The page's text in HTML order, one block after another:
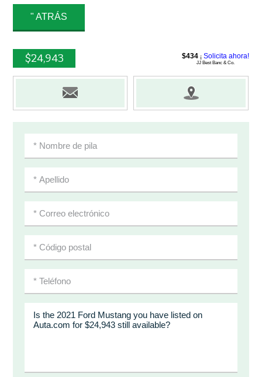
" ATRÁS
$24,943 $434 ¡ Solicita ahora!
JJ Best Banc & Co.